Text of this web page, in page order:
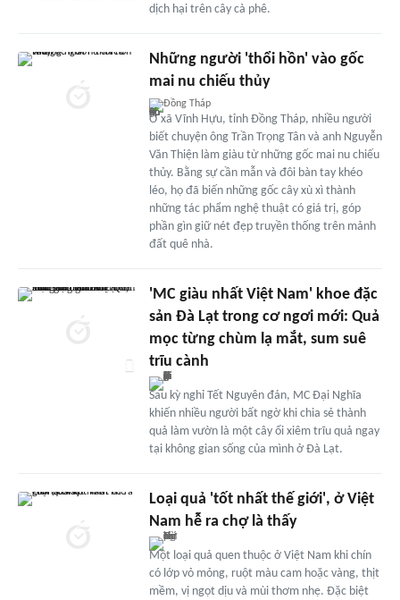
dịch hại trên cây cà phê.
Những người 'thổi hồn' vào gốc
mai nu chiếu thủy
Đồng Tháp
Ở xã Vĩnh Hựu, tỉnh Đồng Tháp, nhiều người
biết chuyện ông Trần Trọng Tân và anh Nguyễn
Văn Thiện làm giàu từ những gốc mai nu chiếu
thủy. Bằng sự cần mẫn và đôi bàn tay khéo
léo, họ đã biến những gốc cây xù xì thành
những tác phẩm nghệ thuật có giá trị, góp
phần gìn giữ nét đẹp truyền thống trên mảnh
đất quê nhà.
'MC giàu nhất Việt Nam' khoe đặc
sản Đà Lạt trong cơ ngơi mới: Quả
mọc từng chùm lạ mắt, sum suê
trĩu cành
Sau kỳ nghỉ Tết Nguyên đán, MC Đại Nghĩa
khiến nhiều người bất ngờ khi chia sẻ thành
quả làm vườn là một cây ổi xiêm trĩu quả ngay
tại không gian sống của mình ở Đà Lạt.
Loại quả 'tốt nhất thế giới', ở Việt
Nam hễ ra chợ là thấy
Một loại quả quen thuộc ở Việt Nam khi chín
có lớp vỏ mỏng, ruột màu cam hoặc vàng, thịt
mềm, vị ngọt dịu và mùi thơm nhẹ. Đặc biệt